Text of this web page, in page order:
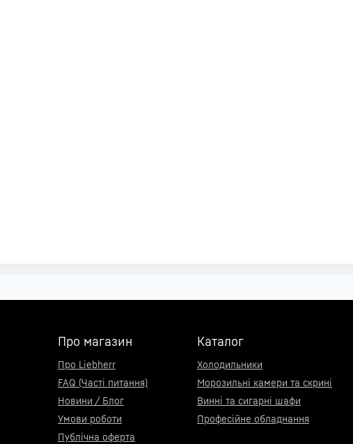
Про магазин
Про Liebherr
FAQ (Часті питання)
Новини / Блог
Умови роботи
Публічна оферта
Каталог
Холодильники
Морозильні камери та скрині
Винні та сигарні шафи
Професійне обладнання